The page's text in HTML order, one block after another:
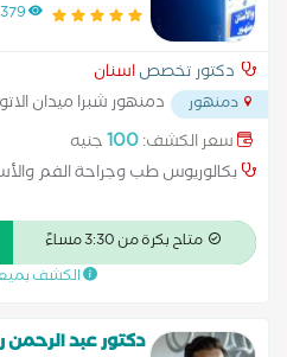
379
دكتور تخصصاسنان
دمنهور دمنهور شبرا ميدان
سعر الكشف:100جنيه
بكالوريوس طب وجراحة الفم
متاح بكرة من 3:30 مساءً
الكشف
دكتور عبد